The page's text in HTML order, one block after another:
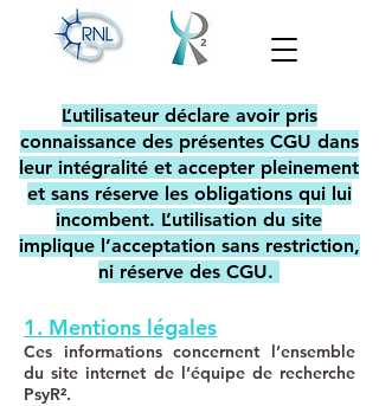
L’utilisateur déclare avoir pris
connaissance des présentes CGU dans
leur intégralité et accepter pleinement
et sans réserve les obligations qui lui
incombent. L’utilisation du site
implique l’acceptation sans restriction,
ni réserve des CGU.
1. Mentions légales
Ces informations concernent l’ensemble
du site internet de l’équipe de recherche
PsyR².